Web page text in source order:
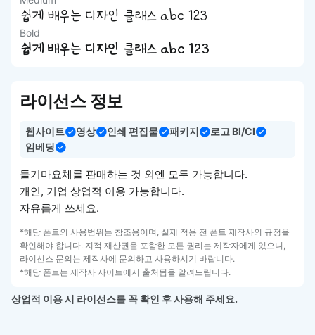
쉽게 배우는 디자인 클래스 abc 123
Bold
쉽게 배우는 디자인 클래스 abc 123
라이선스 정보
웹사이트 영상 인쇄 편집물 패키지
로고 BI/CI
임베딩
둘기마요체를 판매하는 것 외엔 모두 가능합니다.
개인, 기업 상업적 이용 가능합니다.
자유롭게 쓰세요.
*해당 폰트의 사용범위는 참조용이며, 실제 적용 전 폰트 제작사의 규정을
확인해야 합니다. 지적 재산권을 포함한 모든 권리는 제작자에게 있으니,
라이선스 문의는 제작사에 문의하고 사용하시기 바랍니다.
*해당 폰트는 제작사 사이트에서 출처됨을 알려드립니다.
상업적 이용 시 라이선스를 꼭 확인 후 사용해 주세요.